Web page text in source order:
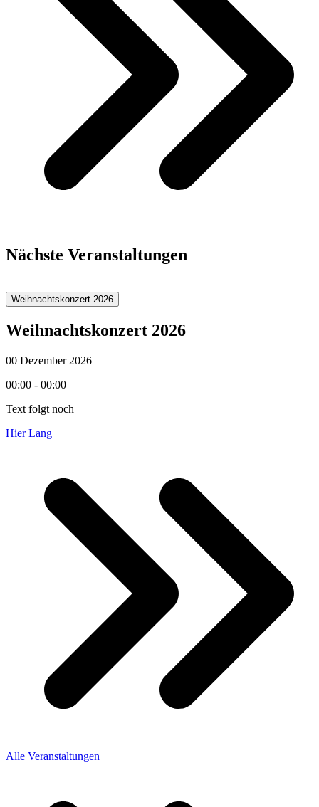
Nächste Veranstaltungen
Weihnachtskonzert 2026
Weihnachtskonzert 2026
00 Dezember 2026
00:00 - 00:00
Text folgt noch
Hier Lang
Alle Veranstaltungen